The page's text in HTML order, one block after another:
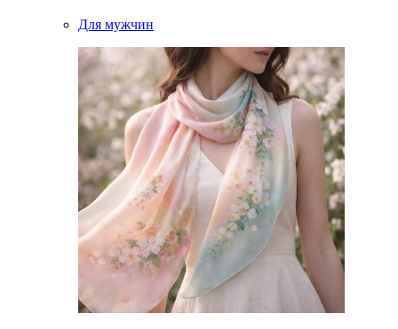
Для мужчин